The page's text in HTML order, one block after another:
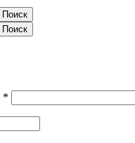
Поиск
Поиск
*